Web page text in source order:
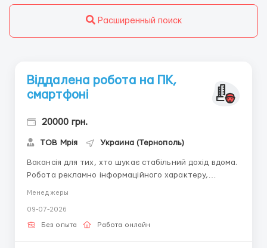
Расширенный поиск
Віддалена робота на ПК,
смартфоні
20000 грн.
ТОВ Мрія Украина (Тернополь)
Вакансія для тих, хто шукає стабільний дохід вдома.
Робота рекламно інформаційного характеру,
Ведення звітності за готовими шаблонами. Умови:
Графік вільний. Працювати потрібно...
Менеджеры
09-07-2026
Без опыта Работа онлайн